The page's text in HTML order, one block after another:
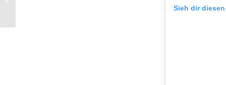
Sieh dir